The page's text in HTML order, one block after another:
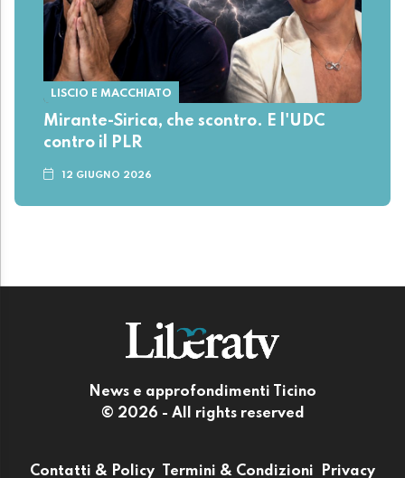
LISCIO E MACCHIATO
Mirante-Sirica, che scontro. E l'UDC
contro il PLR
12 GIUGNO 2026
News e approfondimenti Ticino
© 2026 - All rights reserved
Contatti & Policy Termini & Condizioni Privacy